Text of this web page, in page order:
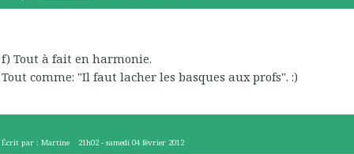
f) Tout à fait en harmonie.
Tout comme: "Il faut lacher les basques aux profs". :)
Écrit par : Martine 21h02 -samedi 04 février 2012